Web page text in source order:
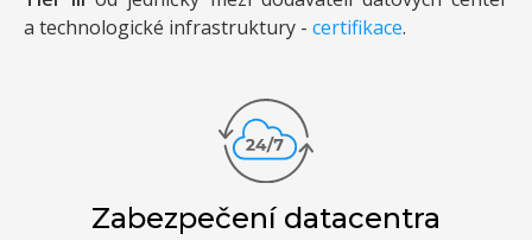
a technologické infrastruktury - certifikace.
Zabezpečení datacentra